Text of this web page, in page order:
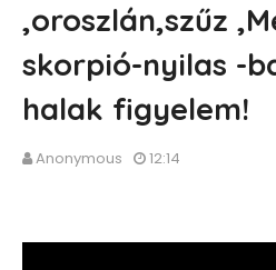
,oroszlán,szűz
skorpió-nyilas -
halak figyelem!
Anonymous 12:14